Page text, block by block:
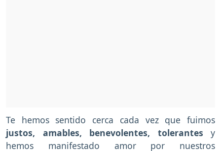
Te hemos sentido cerca cada vez que fuimos
justos, amables, benevolentes, tolerantes y
hemos manifestado amor por nuestros